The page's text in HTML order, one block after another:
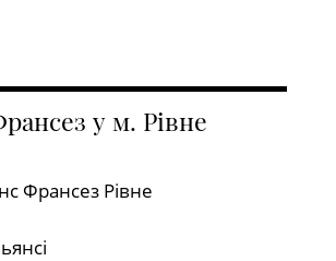
у м. Рівне
Франсез Рівне